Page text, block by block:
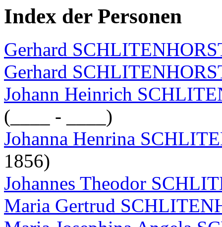
Index der Personen
Gerhard
Gerhard
Johann Heinrich
(____ - ____)
Johanna Henrina
1856)
Johannes Theodor
Maria Gertrud